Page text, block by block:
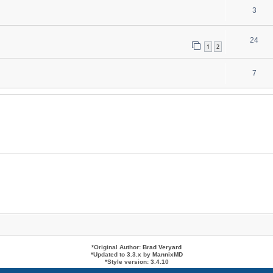
3
1 2
24
7
*Original Author: Brad Veryard
*Updated to 3.3.x by MannixMD
*Style version: 3.4.10